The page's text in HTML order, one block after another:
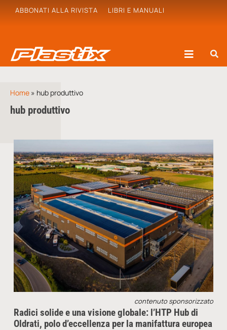
ABBONATI ALLA RIVISTA LIBRI E MANUALI
Home » hub produttivo
hub produttivo
contenuto sponsorizzato
Radici solide e una visione globale: l’HTP Hub di
Oldrati, polo d’eccellenza per la manifattura europea